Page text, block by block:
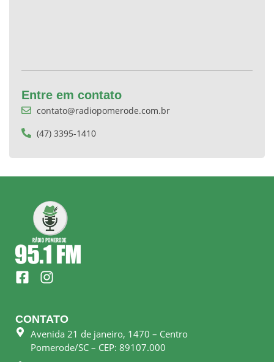
Entre em contato
contato@radiopomerode.com.br
(47) 3395-1410
F
a
e
b
o
I
n
t
a
g
r
CONTATO
Avenida 21 de janeiro, 1470 – Centro
Pomerode/SC – CEP: 89107.000